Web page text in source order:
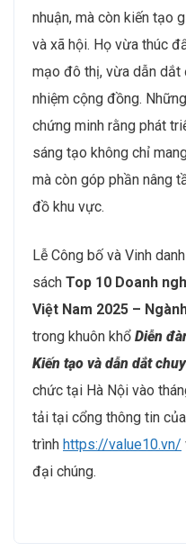
nhuận, mà còn kiến tạo
và xã hội. Họ vừa thúc
mạo đô thị, vừa dẫn dắt
nhiệm cộng đồng.
chứng minh rằng phát
sáng tạo không chỉ
mà còn góp phần nâng
đồ khu vực.
Lễ Công bố và Vinh
sách Top 10 Doanh
Việt Nam 2025 –
trong khuôn khổ Diễn
Kiến tạo và dẫn dắt
chức tại Hà Nội vào
tải tại cổng thông tin
trình https://value10.vn/
đại chúng.